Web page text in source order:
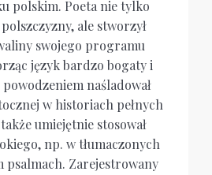
polskim. Poeta nie tylko
ale stworzył
swojego programu
język bardzo bogaty i
naśladował
w historiach pełnych
umiejętnie stosował
np. w tłumaczonych
psalmach. Zarejestrowany